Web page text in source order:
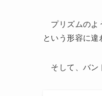
プリズムのよ
という形容に違
そして、バン